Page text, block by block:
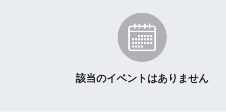
該当のイベントはありません